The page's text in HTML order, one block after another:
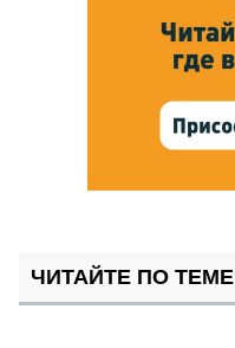
ЧИТАЙТЕ ПО ТЕМЕ